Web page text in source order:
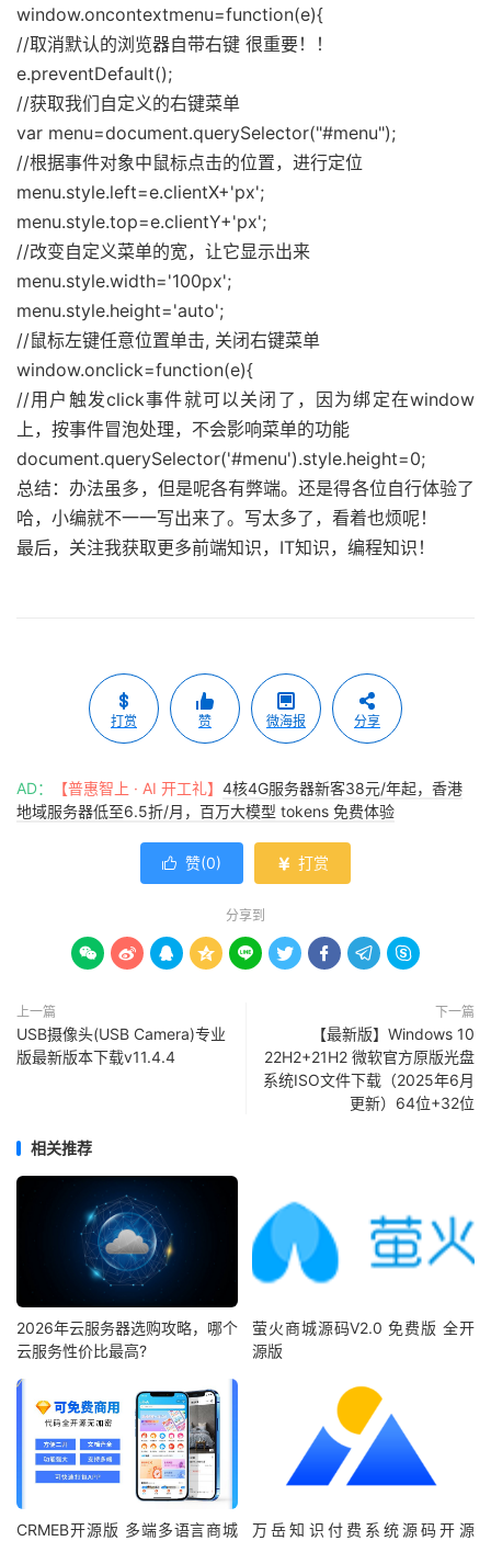
window.oncontextmenu=function(e){
//取消默认的浏览器自带右键 很重要！！
e.preventDefault();
//获取我们自定义的右键菜单
var menu=document.querySelector("#menu");
//根据事件对象中鼠标点击的位置，进行定位
menu.style.left=e.clientX+'px';
menu.style.top=e.clientY+'px';
//改变自定义菜单的宽，让它显示出来
menu.style.width='100px';
menu.style.height='auto';
//鼠标左键任意位置单击, 关闭右键菜单
window.onclick=function(e){
//用户触发click事件就可以关闭了，因为绑定在window
上，按事件冒泡处理，不会影响菜单的功能
document.querySelector('#menu').style.height=0;
总结：办法虽多，但是呢各有弊端。还是得各位自行体验了
哈，小编就不一一写出来了。写太多了，看着也烦呢！
最后，关注我获取更多前端知识，IT知识，编程知识！
打赏 赞 微海报 分享
AD： 【普惠智上 · AI 开工礼】 4核4G服务器新客38元/年起，香港
地域服务器低至6.5折/月，百万大模型 tokens 免费体验
 赞(0)  打赏
分享到
        
上一篇
USB摄像头(USB Camera)专业
版最新版本下载v11.4.4
下一篇
【最新版】Windows 10
22H2+21H2 微软官方原版光盘
系统ISO文件下载（2025年6月
更新）64位+32位
相关推荐
2026年云服务器选购攻略，哪个
云服务性价比最高?
萤火商城源码V2.0 免费版 全开
源版
CRMEB开源版 多端多语言商城
万岳知识付费系统源码开源